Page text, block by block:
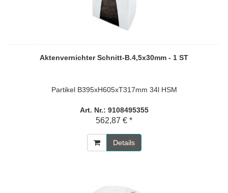
Aktenvernichter Schnitt-B.4,5x30mm - 1 ST
Partikel B395xH605xT317mm 34l HSM
Art. Nr.: 9108495355
562,87 € *
Details